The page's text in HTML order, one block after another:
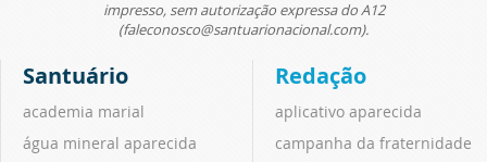
impresso, sem autorização expressa do A12
(faleconosco@santuarionacional.com).
Santuário
academia marial
água mineral aparecida
Redação
aplicativo aparecida
campanha da fraternidade